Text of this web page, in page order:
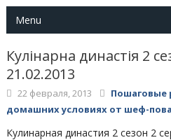
Menu
Кулінарна династія 2
21.02.2013
22 февраля, 2013
Пошаговые
домашних условиях от шеф-
Кулинарная династия 2 сезон 2